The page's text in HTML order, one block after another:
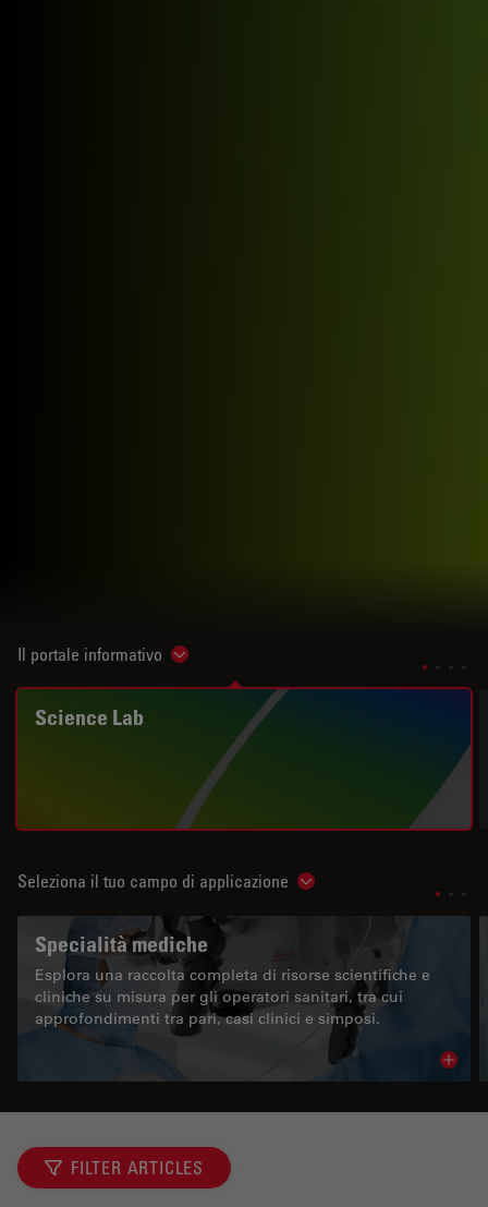
Il portale informativo Show subnavigation
Science Lab
Seleziona il tuo campo di applicazione Show subnavigation
Specialità mediche
Esplora una raccolta completa di risorse scientifiche e
cliniche su misura per gli operatori sanitari, tra cui
approfondimenti tra pari, casi clinici e simposi.
FILTER ARTICLES